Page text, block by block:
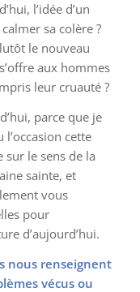
l’idée d’un
sa colère ?
le nouveau
aux hommes
leur cruauté ?
parce que je
cette
le sens de la
sainte, et
vous
pour
d’aujourd’hui.
nous renseignent
vécus ou